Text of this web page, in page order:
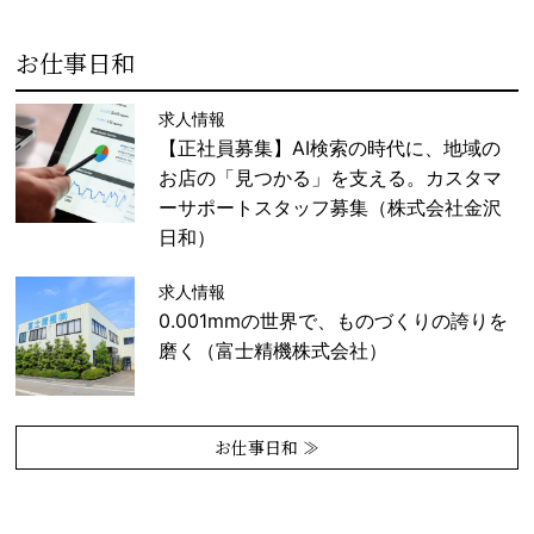
お仕事日和
求人情報
【正社員募集】AI検索の時代に、地域の
お店の「見つかる」を支える。カスタマ
ーサポートスタッフ募集（株式会社金沢
日和）
求人情報
0.001mmの世界で、ものづくりの誇りを
磨く（富士精機株式会社）
お仕事日和 ≫